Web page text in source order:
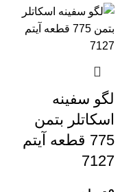
لگو سفینه
اسکاتلر بتمن
775 قطعه آیتم
7127